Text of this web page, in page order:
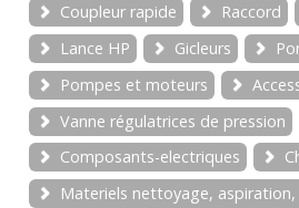
Coupleur rapide
Raccord
Lance HP
Gicleurs
Pompes et moteurs
Vanne régulatrices de pression
Composants-electriques
Materiels nettoyage,